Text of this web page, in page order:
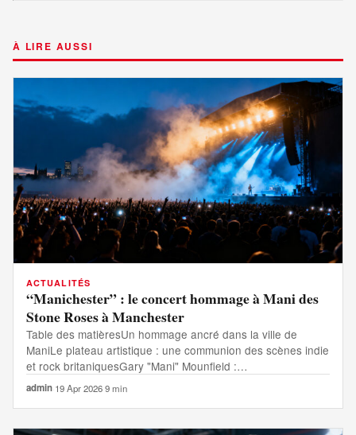
À LIRE AUSSI
ACTUALITÉS
“Manichester” : le concert hommage à Mani des
Stone Roses à Manchester
Table des matièresUn hommage ancré dans la ville de
ManiLe plateau artistique : une communion des scènes indie
et rock britaniquesGary "Mani" Mounfield :…
admin·19 Apr 2026·9 min